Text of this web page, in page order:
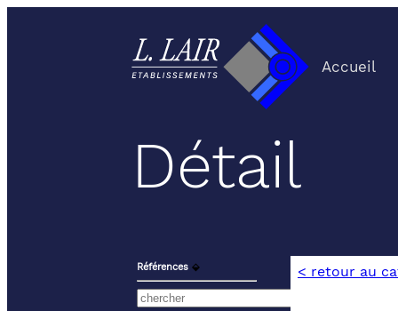
Accueil
Détail
Références ⬙ < retour au